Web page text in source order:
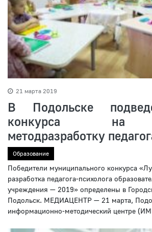
21 марта 2019
В Подольске
конкурса на
методразработку
Образование
Победители муниципального конкурса
разработка педагога-психолога
учреждения — 2019» определены в
Подольск. МЕДИАЦЕНТР — 21 марта,
информационно-методический центре